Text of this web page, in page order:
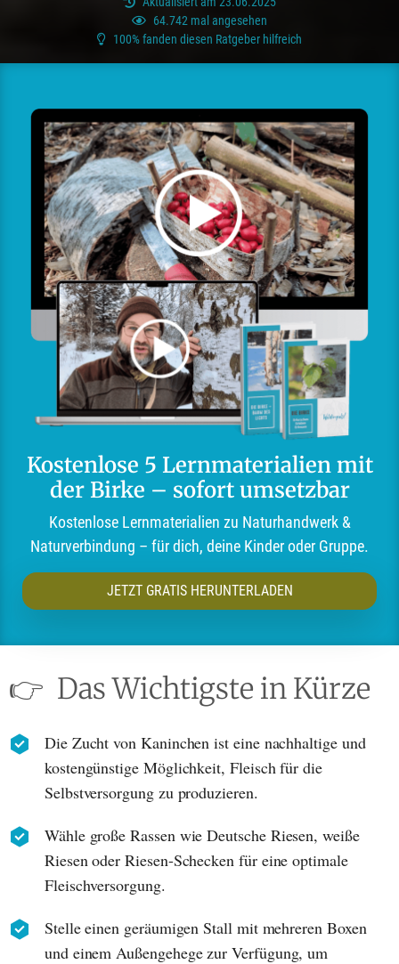
64.742 mal angesehen
100% fanden diesen Ratgeber hilfreich
Kostenlose 5 Lernmaterialien mit
der Birke – sofort umsetzbar
Kostenlose Lernmaterialien zu Naturhandwerk &
Naturverbindung – für dich, deine Kinder oder Gruppe.
JETZT GRATIS HERUNTERLADEN
👉 Das Wichtigste in Kürze
Die Zucht von Kaninchen ist eine nachhaltige und
kostengünstige Möglichkeit, Fleisch für die
Selbstversorgung zu produzieren.
Wähle große Rassen wie Deutsche Riesen, weiße
Riesen oder Riesen-Schecken für eine optimale
Fleischversorgung.
Stelle einen geräumigen Stall mit mehreren Boxen
und einem Außengehege zur Verfügung, um